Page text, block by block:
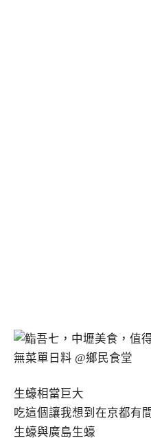
生蠔相當巨大
吃這個讓我想到在京都有
生蠔與廣島生蠔